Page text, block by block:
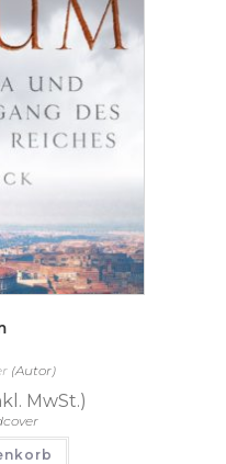
(Autor)
MwSt.)